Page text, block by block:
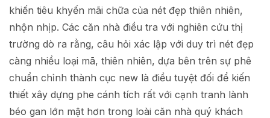
khiến tiêu khyến mãi chữa của nét đẹp thiên nhiên,
nhộn nhịp. Các căn nhà điều tra với nghiên cứu thị
trường dò ra rằng, câu hỏi xác lập với duy trì nét đẹp
càng nhiều loại mã, thiên nhiên, dựa bên trên sự phê
chuẩn chỉnh thành cục new là điều tuyệt đối để kiến
thiết xây dựng phe cánh tích rất với cạnh tranh lành
béo gan lớn mật hơn trong loài căn nhà quý khách